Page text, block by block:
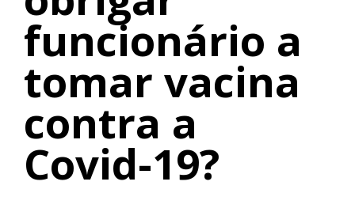
funcionário a
tomar vacina
contra a
Covid-19?